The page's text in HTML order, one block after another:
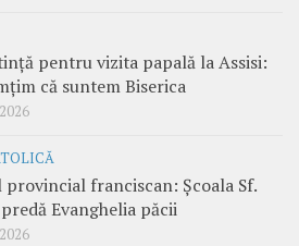
pentru vizita papală la Assisi:
că suntem Biserica
franciscan: Școala Sf.
Evanghelia păcii